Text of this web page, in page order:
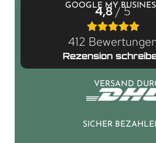
GOOGLE MY
4,8/ 5
412
Rezension
VERSAND
SICHER